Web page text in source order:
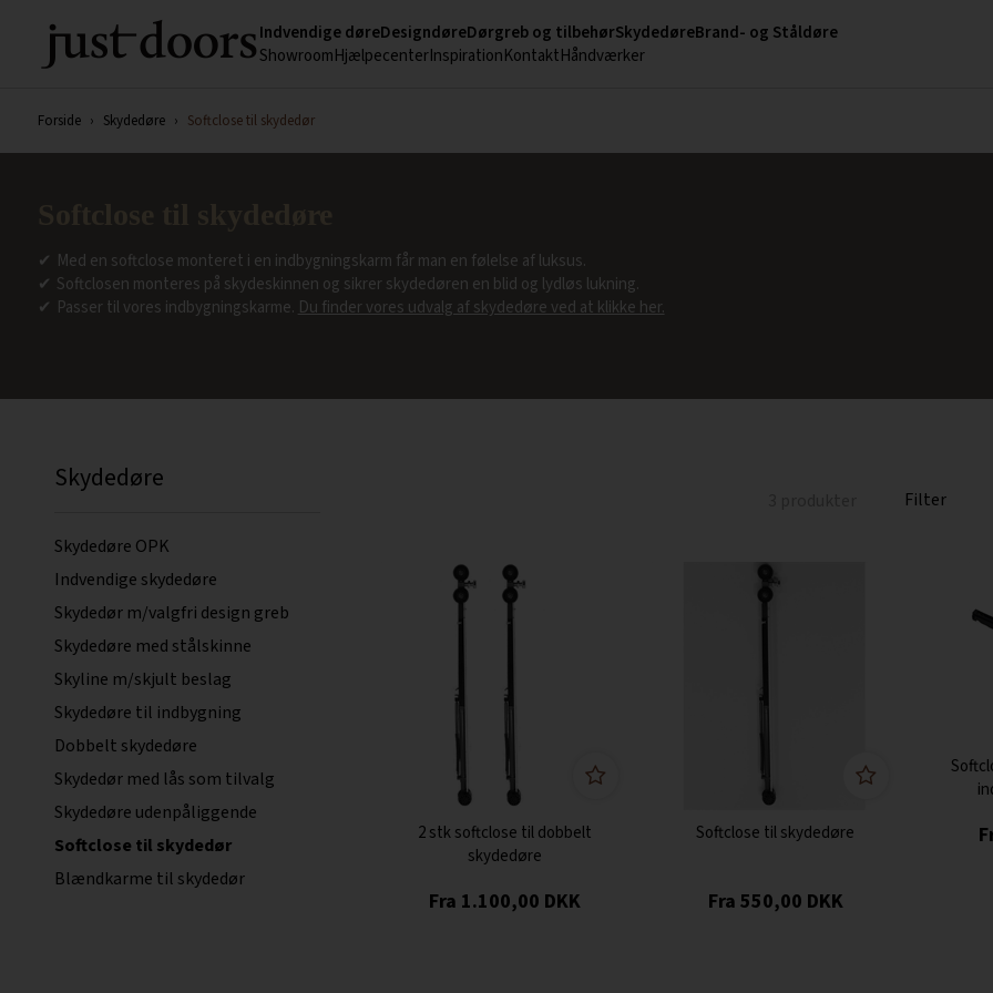
Indvendige døreDesigndøreDørgreb og tilbehørSkydedøreBrand- og Ståldøre
ShowroomHjælpecenterInspirationKontaktHåndværker
Forside › Skydedøre › Softclose til skydedør
✔ Med en softclose monteret i en indbygningskarm får man en følelse af luksus.
✔ Softclosen monteres på skydeskinnen og sikrer skydedøren en blid og lydløs lukning.
✔ Passer til vores indbygningskarme.Du finder vores udvalg af skydedøre ved at klikke her.
Skydedøre
Skydedøre OPK
Indvendige skydedøre
Skydedør m/valgfri design greb
Skydedøre med stålskinne
Skyline m/skjult beslag
Skydedøre til indbygning
Dobbelt skydedøre
Skydedør med lås som tilvalg
Skydedøre udenpåliggende
Softclose til skydedør
Blændkarme til skydedør
2 stk softclose til dobbelt
skydedøre
1.100,00 DKK
Softclose til skydedøre
550,00 DKK